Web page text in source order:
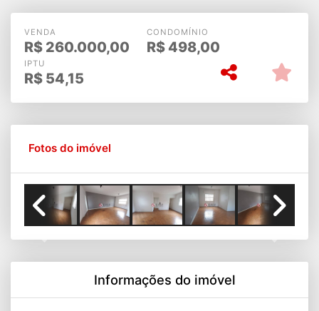
VENDA
R$ 260.000,00
CONDOMÍNIO
R$ 498,00
IPTU
R$ 54,15
Fotos do imóvel
Informações do imóvel